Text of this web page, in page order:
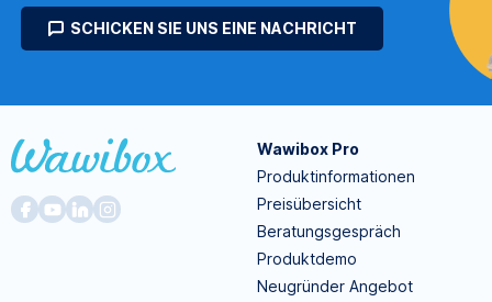
SCHICKEN SIE UNS EINE NACHRICHT
Wawibox Pro
Produktinformationen
Preisübersicht
Beratungsgespräch
Produktdemo
Neugründer Angebot